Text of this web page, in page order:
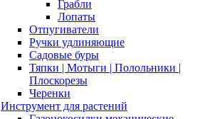
Грабли
Лопаты
Отпугиватели
Ручки удлиняющие
Садовые буры
Тяпки | Мотыги | Полольники |
Плоскорезы
Черенки
Инструмент для растений